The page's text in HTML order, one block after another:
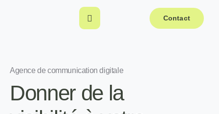
Contact
Agence de communication digitale
Donner de la